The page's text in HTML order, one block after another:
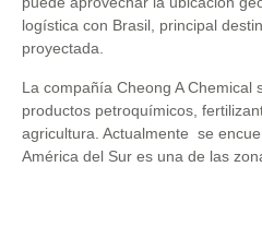
logística con Brasil, principal
proyectada.
La compañía Cheong A Chemical
productos petroquímicos,
agricultura. Actualmente se
América del Sur es una de las